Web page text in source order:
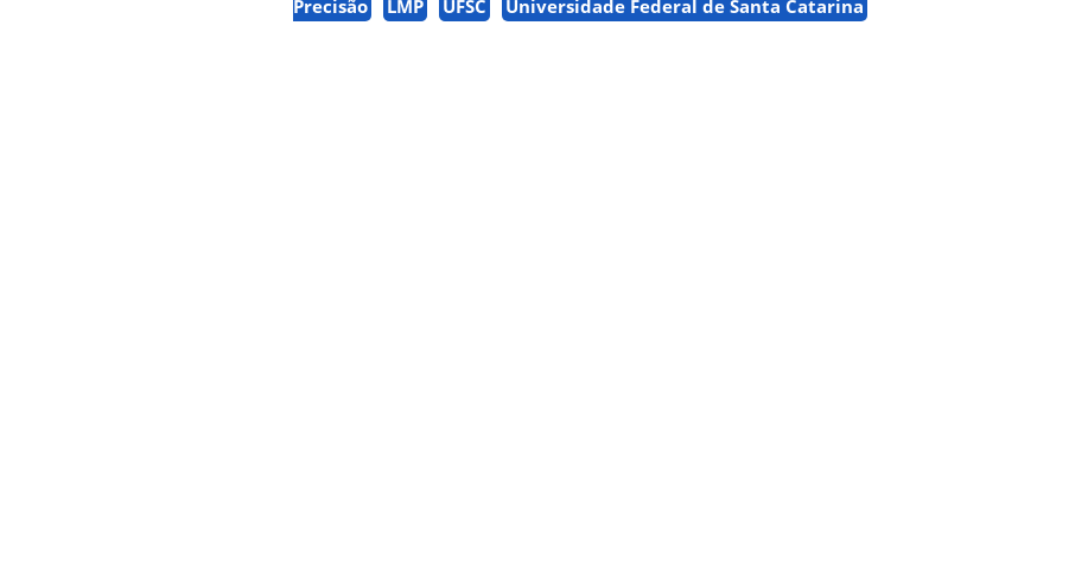
Precisão
LMP UFSC Universidade Federal de Santa Catarina